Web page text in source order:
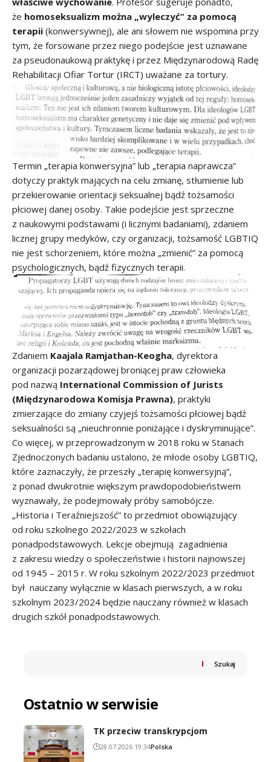
że homoseksualizm można „wyleczyć” za pomocą
terapii (konwersywnej), ale ani słowem nie wspomina przy
tym, że forsowane przez niego podejście jest uznawane
za pseudonaukową praktykę i przez Międzynarodową Radę
Rehabilitacji Ofiar Tortur (IRCT) uważane za tortury.
Termin „terapia konwersyjna” lub „terapia naprawcza”
dotyczy praktyk mających na celu zmianę, stłumienie lub
przekierowanie orientacji seksualnej bądź tożsamości
płciowej danej osoby. Takie podejście jest sprzeczne
z naukowymi podstawami (i licznymi badaniami), zdaniem
licznej grupy medyków, czy organizacji, tożsamość LGBTIQ
nie jest schorzeniem, które można „zmienić” za pomocą
psychologicznych, bądź fizycznych terapii.
Zdaniem Kaajala Ramjathan-Keogha, dyrektora
organizacji pozarządowej broniącej praw człowieka
pod nazwą International Commission of Jurists
(Międzynarodowa Komisja Prawna), praktyki
zmierzające do zmiany czyjejś tożsamości płciowej bądź
seksualności są „nieuchronnie poniżające i dyskryminujące”.
Co więcej, w przeprowadzonym w 2018 roku w Stanach
Zjednoczonych badaniu ustalono, że młode osoby LGBTIQ,
które zaznaczyły, że przeszły „terapię konwersyjną”,
z ponad dwukrotnie większym prawdopodobieństwem
wyznawały, że podejmowały próby samobójcze.
„Historia i Teraźniejszość” to przedmiot obowiązujący
od roku szkolnego 2022/2023 w szkołach
ponadpodstawowych. Lekcje obejmują zagadnienia
z zakresu wiedzy o społeczeństwie i historii najnowszej
od 1945 – 2015 r. W roku szkolnym 2022/2023 przedmiot
był nauczany wyłącznie w klasach pierwszych, a w roku
szkolnym 2023/2024 będzie nauczany również w klasach
drugich szkół ponadpodstawowych.
Szukaj
Ostatnio w serwisie
TK przeciw transkrypcjom
28.07.2026 19:34Polska